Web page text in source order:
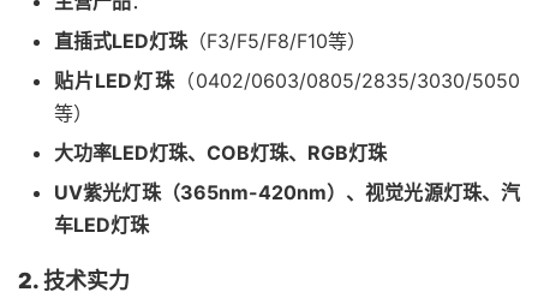
直插式LED灯珠（F3/F5/F8/F10等）
贴片LED灯珠（0402/0603/0805/2835/3030/5050
等）
大功率LED灯珠、COB灯珠、RGB灯珠
UV紫光灯珠（365nm-420nm）、视觉光源灯珠、汽
车LED灯珠
2. 技术实力